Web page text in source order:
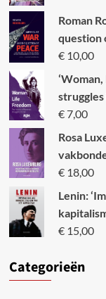
Roman
question
€10,00
struggles
€7,00
Rosa
€18,00
Lenin:
€15,00
Categorieën